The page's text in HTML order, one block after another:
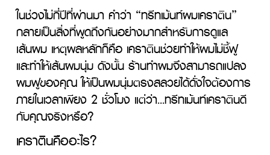
ในช่วงไม่กี่ปีที่ผ่านมา คำว่า “ทรีทเม้นท์ผมเคราติน”
กลายเป็นสิ่งที่พูดถึงกันอย่างมากสำหรับการดูแล
เส้นผม เหตุผลหลักก็คือ เคราตินช่วยทำให้ผมไม่ชี้ฟู
และทำให้เส้นผมนุ่ม ดังนั้น ร้านทำผมจึงสามารถแปลง
ผมฟูของคุณ ให้เป็นผมนุ่มตรงสลวยได้ดั่งใจต้องการ
ภายในเวลาเพียง 2 ชั่วโมง แต่ว่า...ทรีทเม้นท์เคราตินดี
กับคุณจริงหรือ?
เคราตินคืออะไร?